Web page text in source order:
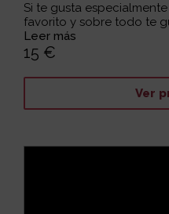
Si te gusta
favorito y sobre todo te
Leer más
15 €
Ver